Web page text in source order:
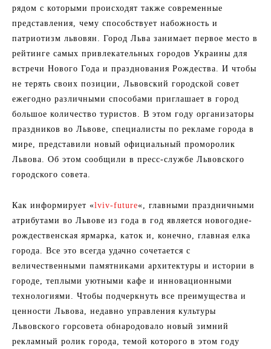
рядом с которыми происходят также современные
представления, чему способствует набожность и
патриотизм львовян. Город Льва занимает первое место в
рейтинге самых привлекательных городов Украины для
встречи Нового Года и празднования Рождества. И чтобы
не терять своих позиции, Львовский городской совет
ежегодно различными способами приглашает в город
большое количество туристов. В этом году организаторы
праздников во Львове, специалисты по рекламе города в
мире, представили новый официальный проморолик
Львова. Об этом сообщили в пресс-службе Львовского
городского совета.
Как информирует «lviv-future«, главными праздничными
атрибутами во Львове из года в год является новогодне-
рождественская ярмарка, каток и, конечно, главная елка
города. Все это всегда удачно сочетается с
величественными памятниками архитектуры и истории в
городе, теплыми уютными кафе и инновационными
технологиями. Чтобы подчеркнуть все преимущества и
ценности Львова, недавно управления культуры
Львовского горсовета обнародовало новый зимний
рекламный ролик города, темой которого в этом году